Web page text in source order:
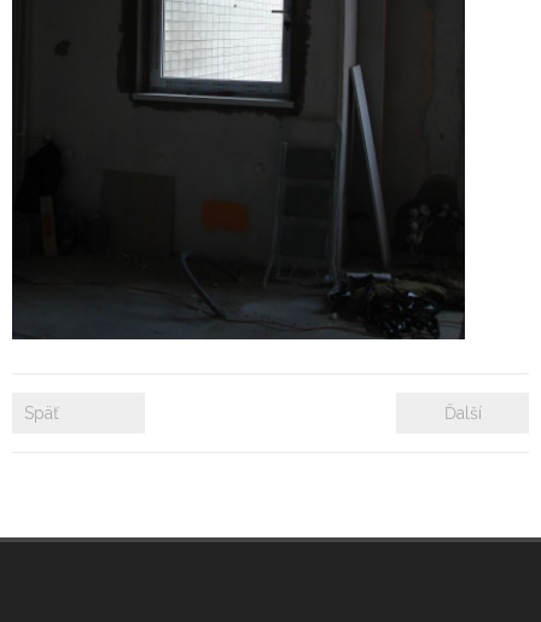
- Zámkové dlažby
- Rekonštrukcie bytových a nebytových priestorov
Prenájom bytových a kancelárskych priestorov
Prenájom billboardov
Späť Ďalší